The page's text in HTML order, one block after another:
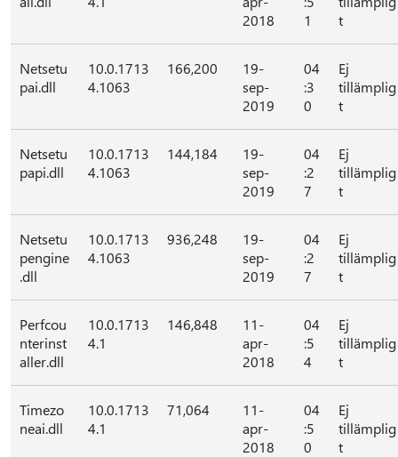
2018
1
t
Netsetu
pai.dll
10.0.1713
4.1063
166,200
19-
sep-
2019
04
:3
0
Ej
tillämplig
t
Netsetu
papi.dll
10.0.1713
4.1063
144,184
19-
sep-
2019
04
:2
7
Ej
tillämplig
t
Netsetu
pengine
.dll
10.0.1713
4.1063
936,248
19-
sep-
2019
04
:2
7
Ej
tillämplig
t
Perfcou
nterinst
aller.dll
10.0.1713
4.1
146,848
11-
apr-
2018
04
:5
4
Ej
tillämplig
t
Timezo
neai.dll
10.0.1713
4.1
71,064
11-
apr-
2018
04
:5
0
Ej
tillämplig
t